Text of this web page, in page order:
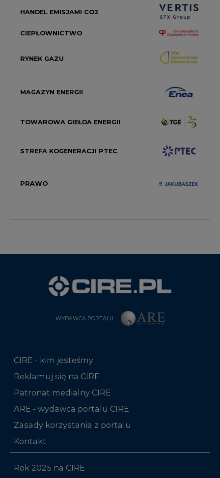
HANDEL EMISJAMI CO2
CIEPŁOWNICTWO
RYNEK GAZU
MAGAZYN ENERGII
TOWAROWA GIEŁDA ENERGII
STREFA KOGENERACJI PTEC
PRAWO
WYDAWCA PORTALU
CIRE - kim jesteśmy
Reklamuj się na CIRE
Patronat medialny CIRE
ARE - wydawca portalu CIRE
Zasady korzystania z portalu
Kontakt
Rok 2025 na CIRE